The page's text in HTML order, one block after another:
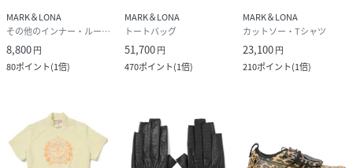
MARK＆LONA
その他のインナー・ルームウェア
8,800円
80ポイント(1倍)
MARK＆LONA
トートバッグ
51,700円
470ポイント(1倍)
MARK＆LONA
カットソー・Tシャツ
23,100円
210ポイント(1倍)